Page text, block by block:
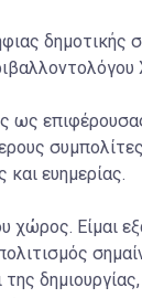
δημοτικής
και ευημερίας.
χώρος. Είμαι